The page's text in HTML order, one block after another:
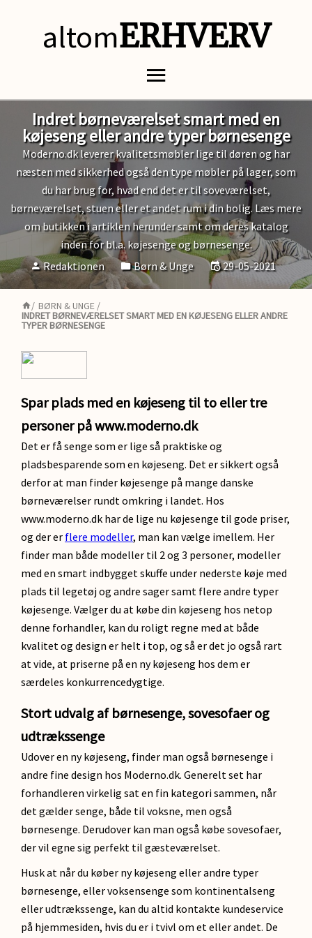
altomERHVERV
Indret børneværelset smart med en
køjeseng eller andre typer børnesenge
Moderno.dk leverer kvalitetsmøbler lige til døren og har
næsten med sikkerhed også den type møbler på lager, som
du har brug for, hvad end det er til soveværelset,
børneværelset, stuen eller et andet rum i din bolig. Læs mere
om butikken i artiklen herunder samt om deres katalog
inden for bl.a. køjesenge og børnesenge.
Redaktionen
Børn & Unge 29-05-2021
/ BØRN & UNGE /
INDRET BØRNEVÆRELSET SMART MED EN KØJESENG ELLER ANDRE
TYPER BØRNESENGE
Spar plads med en køjeseng til to eller tre
personer på www.moderno.dk
Det er få senge som er lige så praktiske og
pladsbesparende som en køjeseng. Det er sikkert også
derfor at man finder køjesenge på mange danske
børneværelser rundt omkring i landet. Hos
www.moderno.dk har de lige nu køjesenge til gode priser,
og der er flere modeller, man kan vælge imellem. Her
finder man både modeller til 2 og 3 personer, modeller
med en smart indbygget skuffe under nederste køje med
plads til legetøj og andre sager samt flere andre typer
køjesenge. Vælger du at købe din køjeseng hos netop
denne forhandler, kan du roligt regne med at både
kvalitet og design er helt i top, og så er det jo også rart
at vide, at priserne på en ny køjeseng hos dem er
særdeles konkurrencedygtige.
Stort udvalg af børnesenge, sovesofaer og
udtrækssenge
Udover en ny køjeseng, finder man også børnesenge i
andre fine design hos Moderno.dk. Generelt set har
forhandleren virkelig sat en fin kategori sammen, når
det gælder senge, både til voksne, men også
børnesenge. Derudover kan man også købe sovesofaer,
der vil egne sig perfekt til gæsteværelset.
Husk at når du køber ny køjeseng eller andre typer
børnesenge, eller voksensenge som kontinentalseng
eller udtrækssenge, kan du altid kontakte kundeservice
på hjemmesiden, hvis du er i tvivl om et eller andet. De